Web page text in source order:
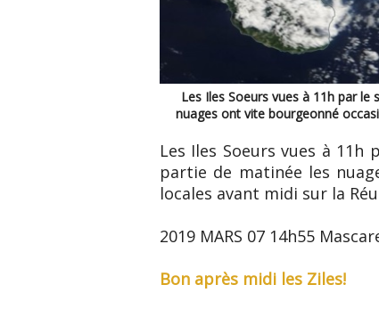
Les Iles Soeurs vues à 11h par
nuages ont vite bourgeonné
Les Iles Soeurs vues à
partie de matinée les
locales avant midi sur la
2019 MARS 07 14h55
Bon après midi les Ziles!